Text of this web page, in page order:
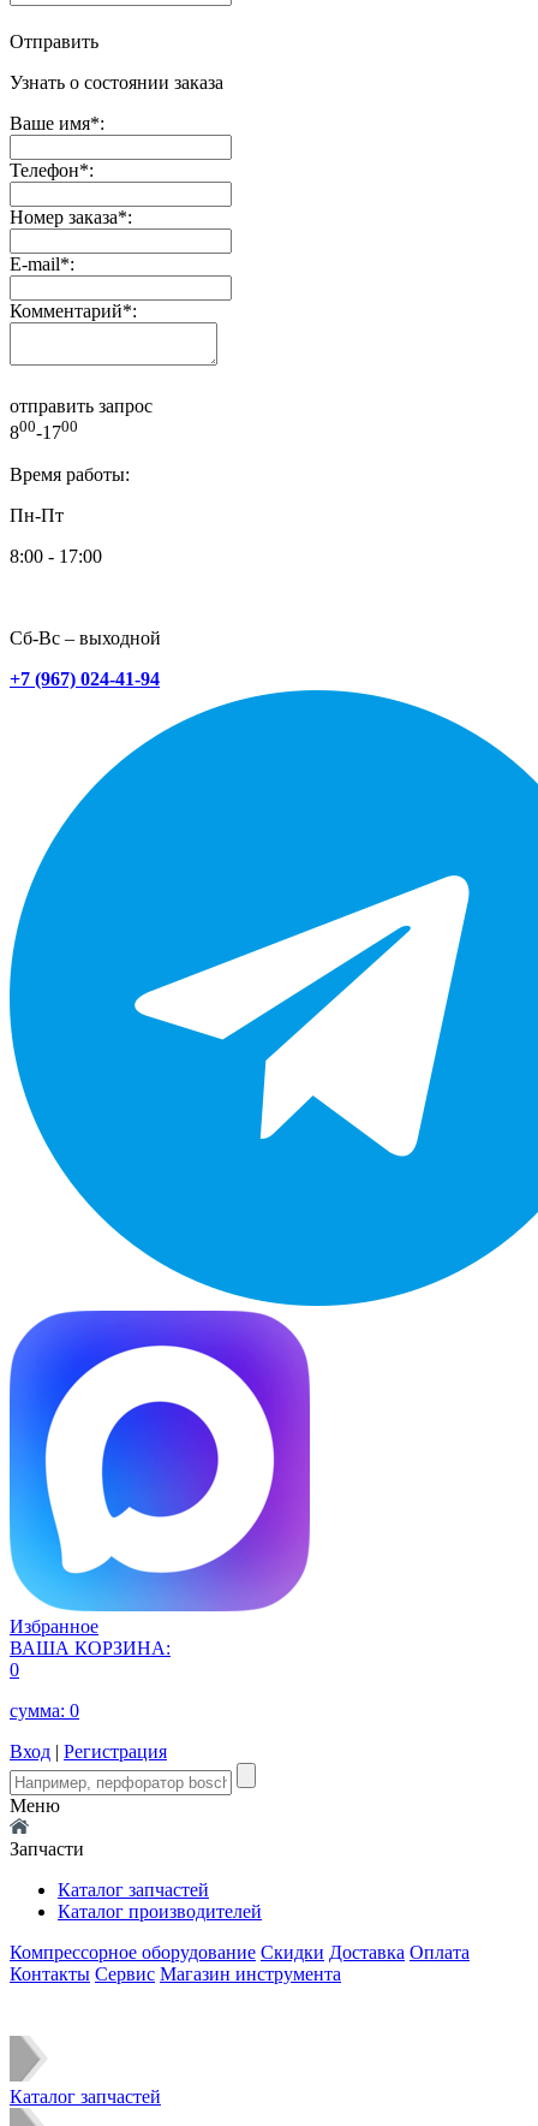
Отправить
Узнать о состоянии заказа
Ваше имя*:
Телефон*:
Номер заказа*:
E-mail*:
Комментарий*:
отправить запрос
800-1700
Время работы:
Пн-Пт
8:00 - 17:00
Сб-Вс – выходной
+7 (967) 024-41-94
Избранное
ВАША КОРЗИНА:
0
сумма: 0
Вход | Регистрация
Меню
Запчасти
Каталог запчастей
Каталог производителей
Компрессорное оборудование Скидки Доставка Оплата
Контакты Сервис Магазин инструмента
Каталог запчастей